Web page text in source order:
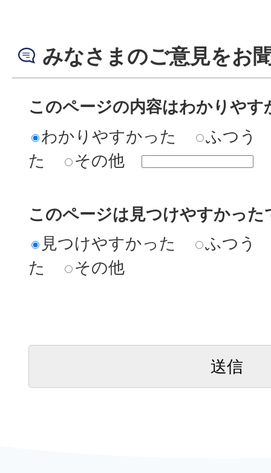
みなさまのご意見をお
このページの内容はわかりやす
わかりやすかった
ふつう
た
その他
このページは見つけやすかった
見つけやすかった
ふつう
た
その他